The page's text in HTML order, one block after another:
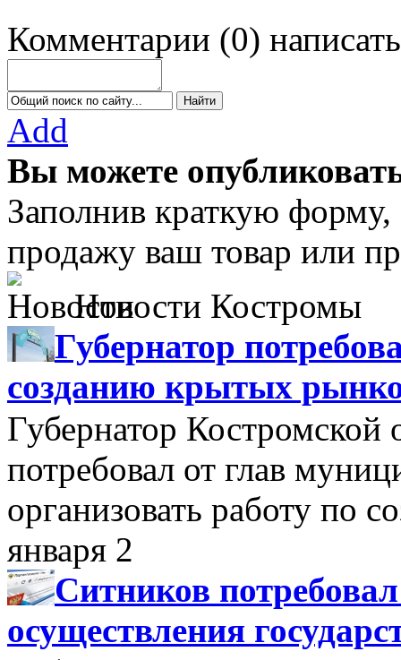
Комментарии (0) написать
Add
Вы можете
Заполнив краткую
продажу ваш товар или
Новости Костромы
Губернатор
созданию крытых
Губернатор Костромской
потребовал от глав
организовать работу по
января 2
Ситников
осуществления